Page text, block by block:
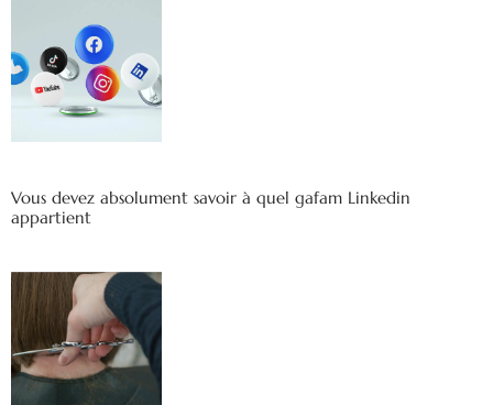
Vous devez absolument savoir à quel gafam Linkedin
appartient